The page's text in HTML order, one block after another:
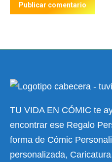
Publicar comentario
TU VIDA EN CÓMIC te
encontrar ese Regalo
forma de Cómic
personalizada,